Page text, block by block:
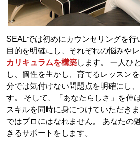
SEALでは初めにカウンセリングを行
目的を明確にし、それぞれの悩みや
カリキュラムを構築します。 一人ひ
し、個性を生かし、育てるレッスン
分では気付けない問題点を明確にし
す。 そして、「あなたらしさ」を伸
スキルを同時に身につけていただき
ではプロにはなれません。 あなたの
きるサポートをします。